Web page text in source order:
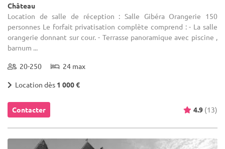
Château
Location de salle de réception : Salle Gibéra Orangerie 150
personnes Le forfait privatisation complète comprend : - La salle
orangerie donnant sur cour. - Terrasse panoramique avec piscine ,
barnum ...
20-250 24 max
Location dès 1 000 €
Contacter 4.9 (13)